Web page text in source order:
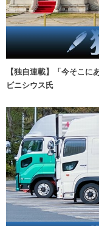
【独自連載】「今そこ
ビニシウス氏